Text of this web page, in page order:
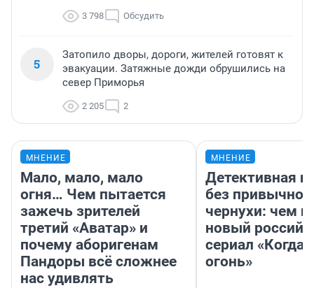
3 798 Обсудить
5
Затопило дворы, дороги, жителей готовят к
эвакуации. Затяжные дожди обрушились на
север Приморья
2 205 2
МНЕНИЕ
Мало, мало, мало
огня… Чем пытается
зажечь зрителей
третий «Аватар» и
почему аборигенам
Пандоры всё сложнее
нас удивлять
МНЕНИЕ
Детективная
без привычной
чернухи: чем
новый
сериал «Когда
огонь»